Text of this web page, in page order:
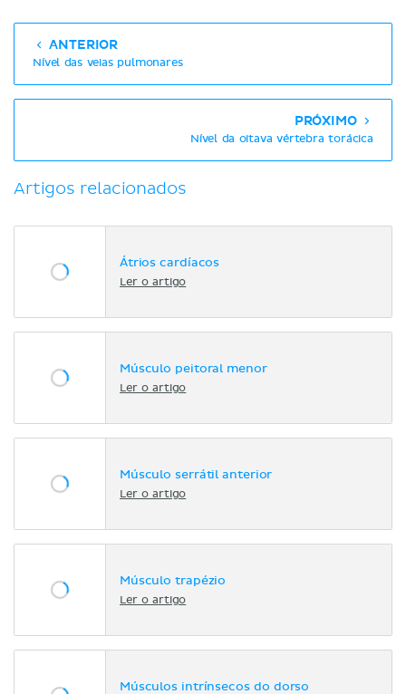
ANTERIOR
Nível das veias pulmonares
PRÓXIMO
Nível da oitava vértebra torácica
Artigos relacionados
Átrios cardíacos
Ler o artigo
Músculo peitoral menor
Ler o artigo
Músculo serrátil anterior
Ler o artigo
Músculo trapézio
Ler o artigo
Músculos intrínsecos do dorso